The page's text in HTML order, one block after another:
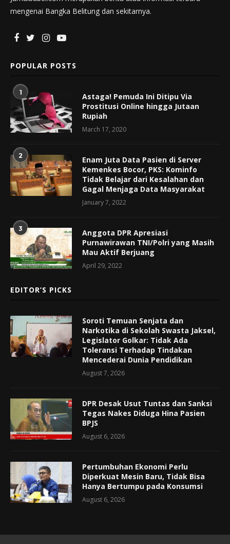
mengenai Bangka Belitung dan sekitarnya.
POPULAR POSTS
1
Astaga! Pemuda Ini Ditipu Via
Prostitusi Online hingga Jutaan
Rupiah
March 17, 2020
2
Enam Juta Data Pasien di Server
Kemenkes Bocor, PKS: Kominfo
Tidak Belajar dari Kesalahan dan
Gagal Menjaga Data Masyarakat
January 7, 2022
3
Anggota DPR Apresiasi
Purnawirawan TNI/Polri yang Masih
Mau Aktif Berjuang
April 29, 2022
EDITOR’S PICKS
Soroti Temuan Senjata dan
Narkotika di Sekolah Swasta Jaksel,
Legislator Golkar: Tidak Ada
Toleransi Terhadap Tindakan
Mencederai Dunia Pendidikan
August 7, 2026
DPR Desak Usut Tuntas dan Sanksi
Tegas Nakes Diduga Hina Pasien
BPJS
August 6, 2026
Pertumbuhan Ekonomi Perlu
Diperkuat Mesin Baru, Tidak Bisa
Hanya Bertumpu pada Konsumsi
August 6, 2026